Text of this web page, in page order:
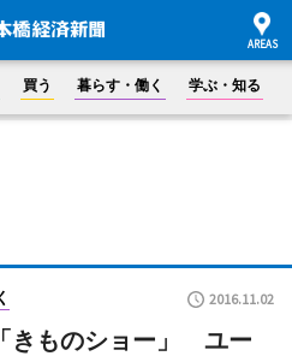
買う 暮らす・働く 学ぶ・知る
2016.11.02
きものショー」 ユー